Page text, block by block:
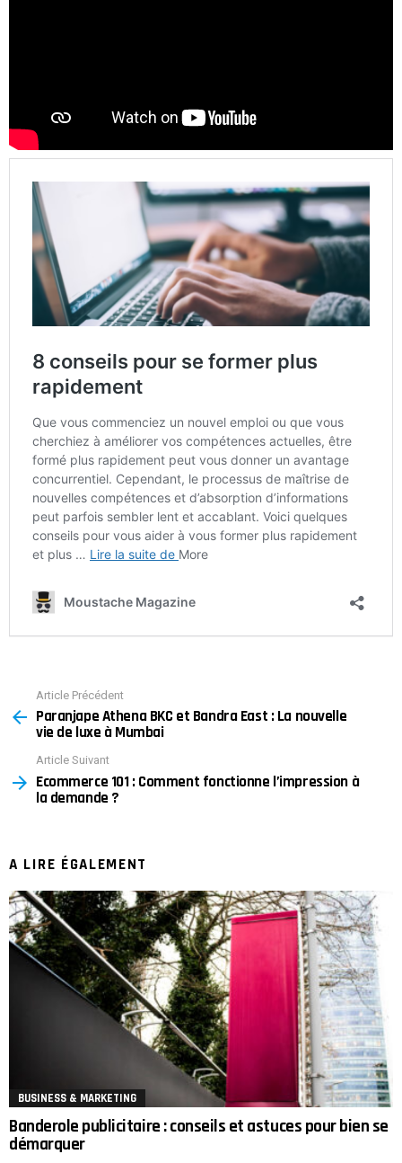
more
Article Précédent
Paranjape Athena BKC et Bandra East : La nouvelle
vie de luxe à Mumbai
Article Suivant
Ecommerce 101 : Comment fonctionne l’impression à
la demande ?
A LIRE ÉGALEMENT
BUSINESS & MARKETING
Banderole publicitaire : conseils et astuces pour bien se
démarquer